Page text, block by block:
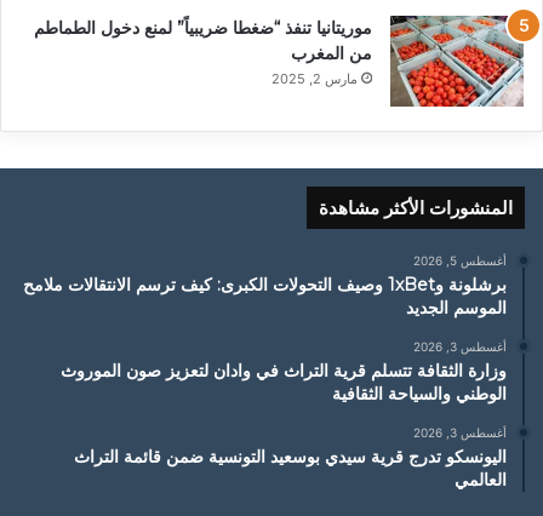
موريتانيا تنفذ “ضغطا ضريبياً” لمنع دخول الطماطم
من المغرب
مارس 2, 2025
المنشورات الأكثر مشاهدة
أغسطس 5, 2026
برشلونة و1xBet وصيف التحولات الكبرى: كيف ترسم الانتقالات ملامح
الموسم الجديد
أغسطس 3, 2026
وزارة الثقافة تتسلم قرية التراث في وادان لتعزيز صون الموروث
الوطني والسياحة الثقافية
أغسطس 3, 2026
اليونسكو تدرج قرية سيدي بوسعيد التونسية ضمن قائمة التراث
العالمي